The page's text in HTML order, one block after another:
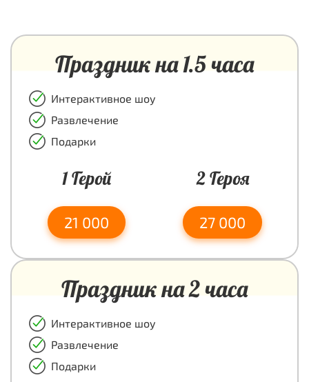
Праздник на 1.5 часа
Интерактивное шоу
Развлечение
Подарки
1 Герой
21 000
2 Героя
27 000
Праздник на 2 часа
Интерактивное шоу
Развлечение
Подарки